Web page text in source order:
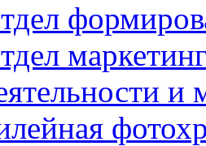
и